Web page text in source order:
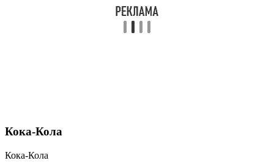
Кока-Кола
Кока-Кола